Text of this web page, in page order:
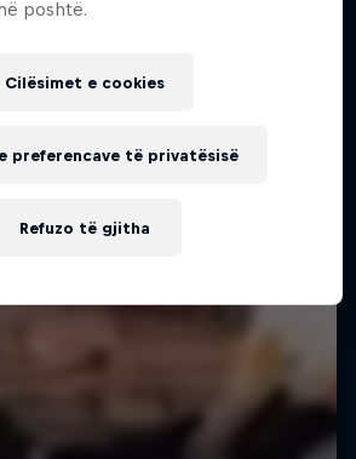
FREERUNNING
poshtë.
Cilësimet e cookies
Refuzo të gjitha
preferencave të privatësisë